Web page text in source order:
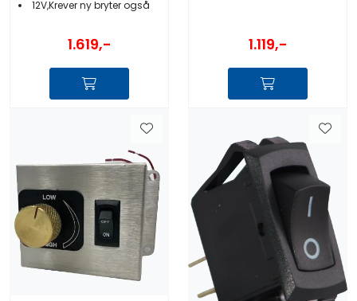
12V,Krever ny bryter også
1.619,- 1.119,-